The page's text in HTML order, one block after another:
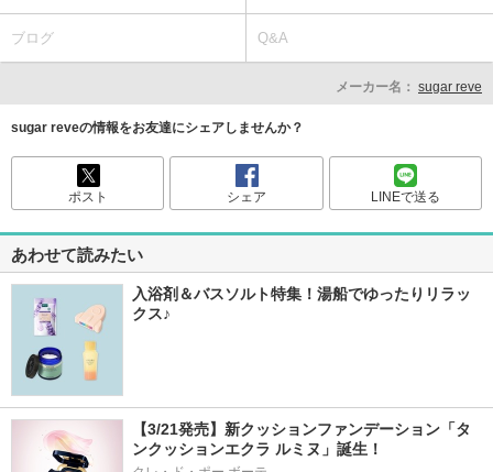
ブログ Q&A
メーカー名： sugar reve
sugar reveの情報をお友達にシェアしませんか？
ポスト シェア LINEで送る
あわせて読みたい
入浴剤＆バスソルト特集！湯船でゆったりリラッ
クス♪
【3/21発売】新クッションファンデーション「タ
ンクッションエクラ ルミヌ」誕生！